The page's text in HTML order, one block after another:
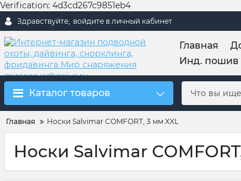
Verification: 4d3cd267c9851eb4
Здравствуйте, войдите в личный кабинет
Главная
Инд. пошив
Каталог товаров
Главная Носки Salvimar COMFORT, 3 мм XXL
Носки Salvimar